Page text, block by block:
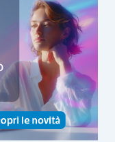
tesi, il socio F è
e lo sarebbe
della società
tre